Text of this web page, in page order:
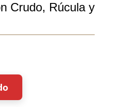
Crudo, Rúcula y